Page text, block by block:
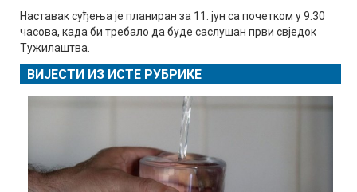
Наставак суђења је планиран за 11. јун са почетком у 9.30
часова, када би требало да буде саслушан први свједок
Тужилаштва.
ВИЈЕСТИ ИЗ ИСТЕ РУБРИКЕ